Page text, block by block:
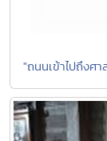
"ถนนเข้าไปถึงศ